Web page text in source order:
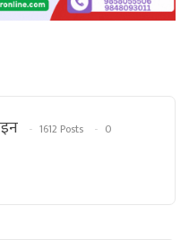
1612 Posts
0